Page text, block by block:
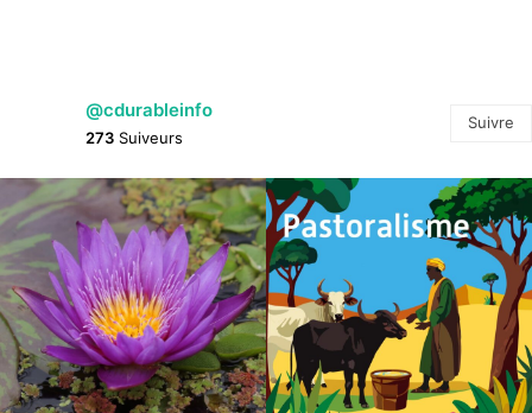
@cdurableinfo
273 Suiveurs
Suivre